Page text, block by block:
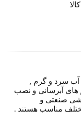
آب سرد و گرم ,
آبرسانی و نصب
صنعتی و
مناسب هستند .